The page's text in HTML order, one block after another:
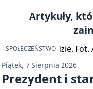
Artykuły,
SPOŁECZEŃSTWO
Piątek, 7 Sierpnia 2026
Prezydent i